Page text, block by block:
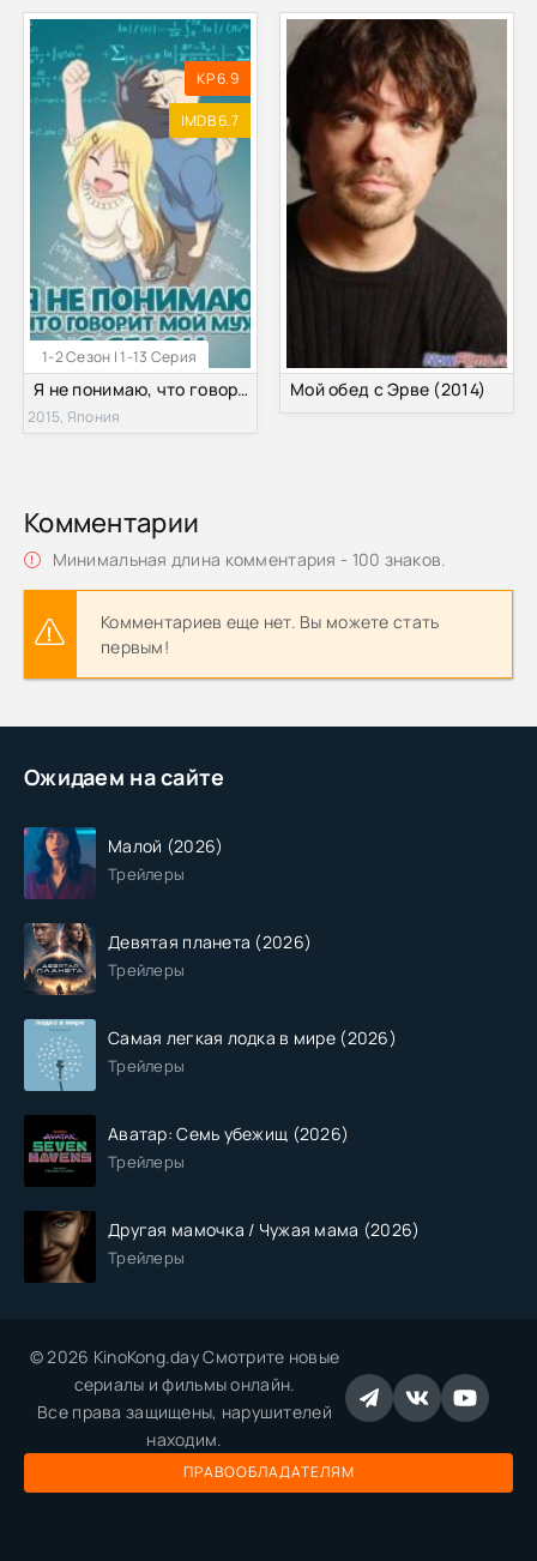
Ожидаем на сайте
Малой (2026)
Трейлеры
Девятая планета (2026)
Трейлеры
Самая легкая лодка в мире (2026)
Трейлеры
Аватар: Семь убежищ (2026)
Трейлеры
Другая мамочка / Чужая мама (2026)
Трейлеры
1-2 Сезон | 1-13 Серия
KP 6.9
IMDB 6.7
Я не понимаю, что говорит мой муж / Я ни хрена не понимаю о чем говорит мой муж / Я не могу понять, что говорит мой муж (2015) 1-2 Сезон
2015, Япония
Мой обед с Эрве (2014)
Комментарии
Минимальная длина комментария - 100 знаков.
Комментариев еще нет. Вы можете стать
первым!
© 2026 KinoKong.day Смотрите новые
сериалы и фильмы онлайн.
Все права защищены, нарушителей
находим.
ПРАВООБЛАДАТЕЛЯМ